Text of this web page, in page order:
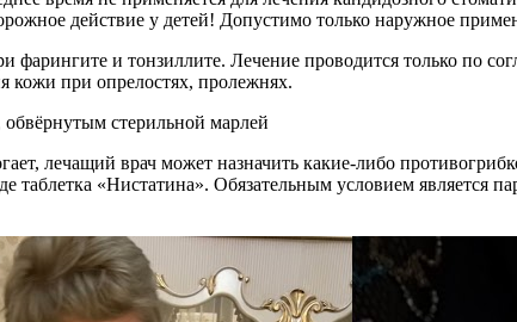
действие у детей! Допустимо только наружное
и тонзиллите. Лечение проводится только по
кожи при опрелостях, пролежнях.
обвёрнутым стерильной марлей
лечащий врач может назначить какие-либо
«Нистатина». Обязательным условием является